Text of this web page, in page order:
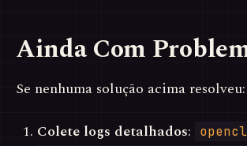
Ainda Com
Se nenhuma solução acima resolveu:
Colete logs detalhados: